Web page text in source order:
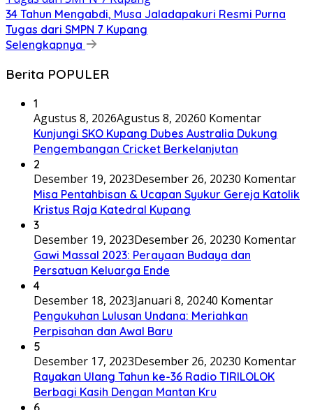
34 Tahun Mengabdi, Musa Jaladapakuri Resmi Purna
Tugas dari SMPN 7 Kupang
Selengkapnya
Berita POPULER
1
Agustus 8, 2026Agustus 8, 20260 Komentar
Kunjungi SKO Kupang Dubes Australia Dukung
Pengembangan Cricket Berkelanjutan
2
Desember 19, 2023Desember 26, 20230 Komentar
Misa Pentahbisan & Ucapan Syukur Gereja Katolik
Kristus Raja Katedral Kupang
3
Desember 19, 2023Desember 26, 20230 Komentar
Gawi Massal 2023: Perayaan Budaya dan
Persatuan Keluarga Ende
4
Desember 18, 2023Januari 8, 20240 Komentar
Pengukuhan Lulusan Undana: Meriahkan
Perpisahan dan Awal Baru
5
Desember 17, 2023Desember 26, 20230 Komentar
Rayakan Ulang Tahun ke-36 Radio TIRILOLOK
Berbagi Kasih Dengan Mantan Kru
6